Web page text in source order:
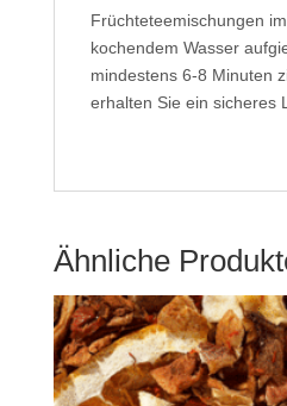
Früchteteemischungen
kochendem Wasser
mindestens 6-8 Minuten
erhalten Sie ein sicheres
Ähnliche